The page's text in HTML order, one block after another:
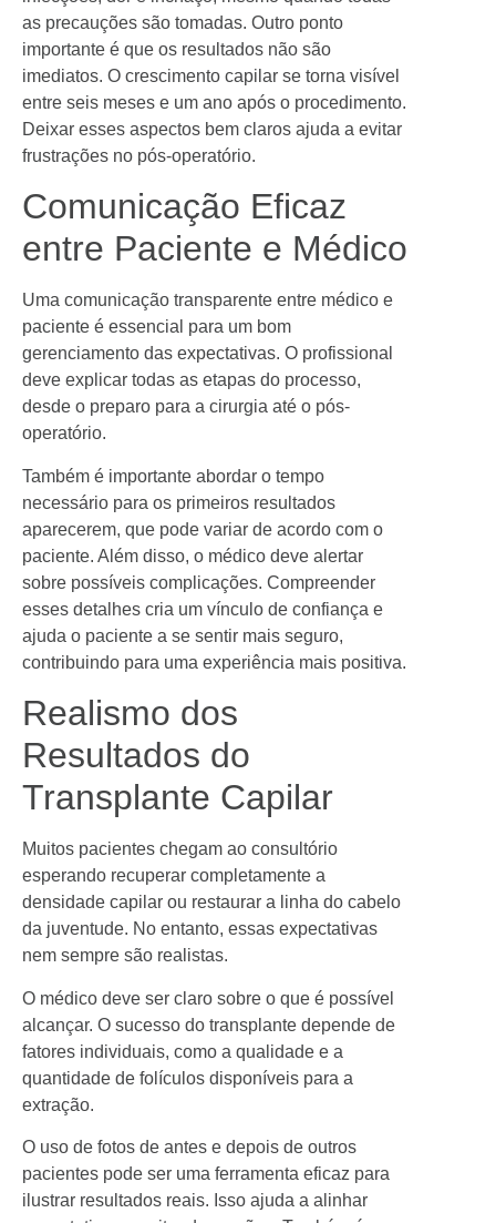
as precauções são tomadas. Outro ponto
importante é que os resultados não são
imediatos. O crescimento capilar se torna visível
entre seis meses e um ano após o procedimento.
Deixar esses aspectos bem claros ajuda a evitar
frustrações no pós-operatório.
Comunicação Eficaz
entre Paciente e Médico
Uma comunicação transparente entre médico e
paciente é essencial para um bom
gerenciamento das expectativas. O profissional
deve explicar todas as etapas do processo,
desde o preparo para a cirurgia até o pós-
operatório.
Também é importante abordar o tempo
necessário para os primeiros resultados
aparecerem, que pode variar de acordo com o
paciente. Além disso, o médico deve alertar
sobre possíveis complicações. Compreender
esses detalhes cria um vínculo de confiança e
ajuda o paciente a se sentir mais seguro,
contribuindo para uma experiência mais positiva.
Realismo dos
Resultados do
Transplante Capilar
Muitos pacientes chegam ao consultório
esperando recuperar completamente a
densidade capilar ou restaurar a linha do cabelo
da juventude. No entanto, essas expectativas
nem sempre são realistas.
O médico deve ser claro sobre o que é possível
alcançar. O sucesso do transplante depende de
fatores individuais, como a qualidade e a
quantidade de folículos disponíveis para a
extração.
O uso de fotos de antes e depois de outros
pacientes pode ser uma ferramenta eficaz para
ilustrar resultados reais. Isso ajuda a alinhar